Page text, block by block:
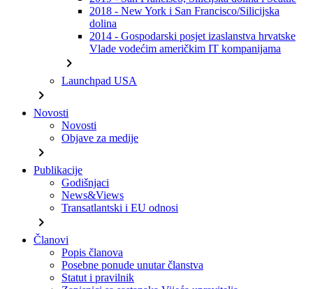
2018 - New York i San Francisco/Silicijska
dolina
2014 - Gospodarski posjet izaslanstva hrvatske
Vlade vodećim američkim IT kompanijama
chevron_right
Launchpad USA
chevron_right
Novosti
Novosti
Objave za medije
chevron_right
Publikacije
Godišnjaci
News&Views
Transatlantski i EU odnosi
chevron_right
Članovi
Popis članova
Posebne ponude unutar članstva
Statut i pravilnik